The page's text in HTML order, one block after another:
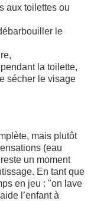
aux toilettes ou
le
la toilette,
sécher le visage
mais plutôt
(eau
un moment
En tant que
en jeu : "on lave
l’enfant à